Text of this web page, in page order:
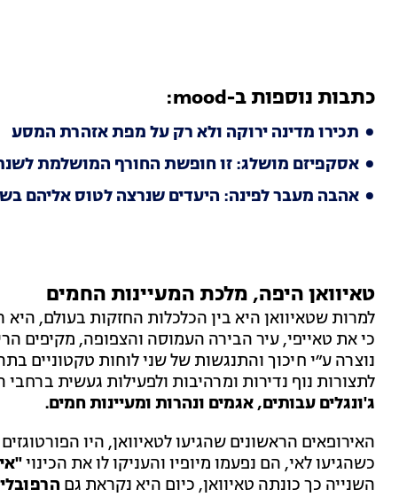
כתבות נוספות ב-mood:
תכירו מדינה ירוקה ולא רק על מפת אזהרת המסע
אסקפיזם מושלג: זו חופשת החורף המושלמת לשנת
אהבה מעבר לפינה: היעדים שנרצה לטוס אליהם בשנת
טאיוואן היפה, מלכת המעיינות החמים
למרות שטאיוואן היא בין הכלכלות החזקות בעולם,
כי את טאייפי, עיר הבירה העמוסה והצפופה, מקיפים
נוצרה ע״י חיכוך והתנגשות של שני לוחות טקטוניים
לתצורות נוף נדירות ומרהיבות ולפעילות געשית ברחבי
ג'ונגלים עבותים, אגמים ונהרות ומעיינות חמים.
האירופאים הראשונים שהגיעו לטאיוואן, היו
כשהגיעו לאי, הם נפעמו מיופיו והעניקו לו את הכינוי
השנייה כך כונתה טאיוואן, כיום היא נקראת גם